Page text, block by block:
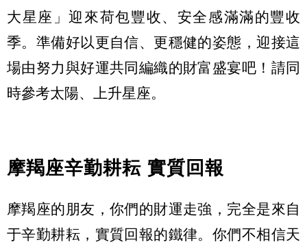
大星座」迎來荷包豐收、安全感滿滿的豐收
季。準備好以更自信、更穩健的姿態，迎接這
場由努力與好運共同編織的財富盛宴吧！請同
時參考太陽、上升星座。
摩羯座辛勤耕耘 實質回報
摩羯座的朋友，你們的財運走強，完全是來自
于辛勤耕耘，實質回報的鐵律。你們不相信天